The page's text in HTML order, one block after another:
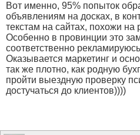
Вот именно, 95% попыток
объявлениям на досках, в
текстам на сайтах, похожи на
Особенно в провинции это
соответственно
Оказывается маркетинг и
так же плотно, как родную
пройти выездную проверку
достучаться до клиентов))))